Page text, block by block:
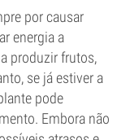
por causar
energia a
produzir frutos,
se já estiver a
pode
Embora não